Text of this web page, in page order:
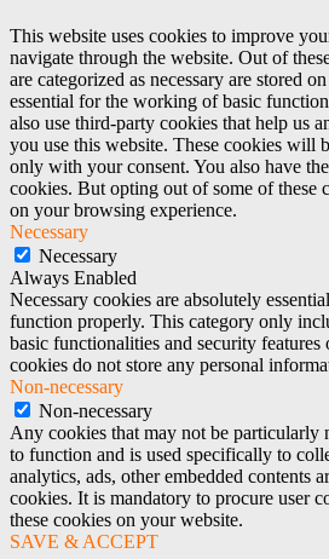
This website uses cookies to improve
navigate through the website. Out of
are categorized as necessary are stored
essential for the working of basic
also use third-party cookies that help us
you use this website. These cookies will
only with your consent. You also have
cookies. But opting out of some of these
on your browsing experience.
Necessary
Necessary
Always Enabled
Necessary cookies are absolutely
function properly. This category only
basic functionalities and security features
cookies do not store any personal
Non-necessary
Non-necessary
Any cookies that may not be particularly
to function and is used specifically to
analytics, ads, other embedded contents
cookies. It is mandatory to procure user
these cookies on your website.
SAVE & ACCEPT